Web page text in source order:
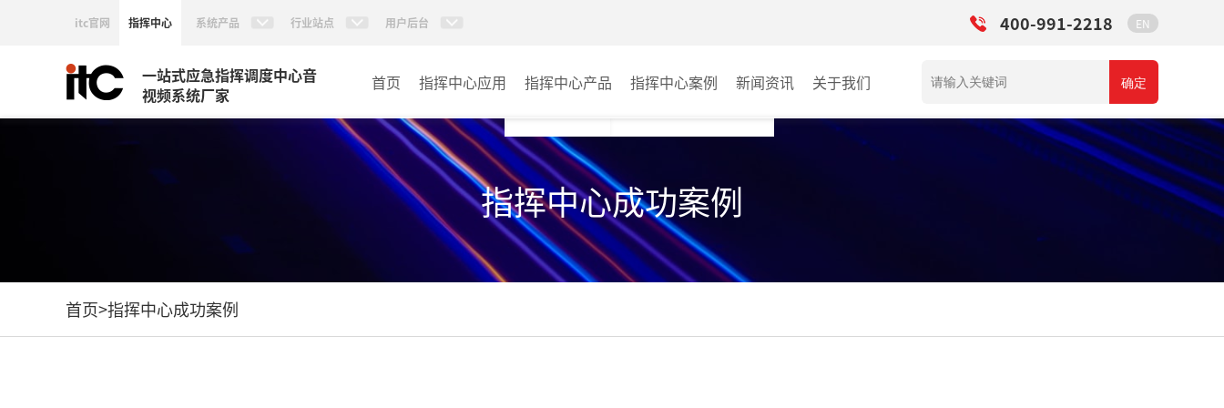
itc官网 指挥中心 系统产品 行业站点 用户后台 400-991-2218 EN
一站式应急指挥调度中心音
视频系统厂家
首页 指挥中心应用 指挥中心产品
KVM坐席管理系统
AI智慧分布式系统
无感调度系统
AI指挥调度系统
指挥中心案例
政府指挥中心
大数据指挥中心
监控指挥中心
新闻资讯 关于我们 确定
指挥中心成功案例
首页>指挥中心成功案例